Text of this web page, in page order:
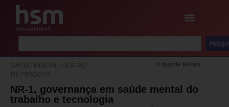
SAÚDE MENTAL, GESTÃO
DE PESSOAS
0 min de leitura
NR-1, governança em saúde mental do
trabalho e tecnologia